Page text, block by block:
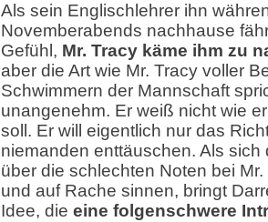
Als sein Englischlehrer ihn
Novemberabends nachhause
Gefühl, Mr. Tracy käme ihm zu
aber die Art wie Mr. Tracy voller
Schwimmern der Mannschaft
unangenehm. Er weiß nicht wie
soll. Er will eigentlich nur das
niemanden enttäuschen. Als
über die schlechten Noten bei
und auf Rache sinnen, bringt
Idee, die eine folgenschwere